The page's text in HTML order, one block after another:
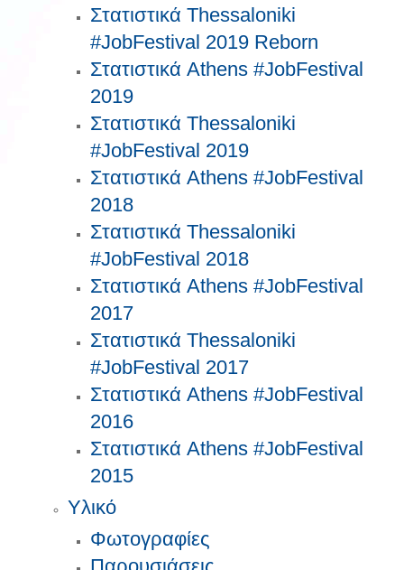
Στατιστικά Thessaloniki
#JobFestival 2019 Reborn
Στατιστικά Athens #JobFestival
2019
Στατιστικά Thessaloniki
#JobFestival 2019
Στατιστικά Athens #JobFestival
2018
Στατιστικά Thessaloniki
#JobFestival 2018
Στατιστικά Athens #JobFestival
2017
Στατιστικά Thessaloniki
#JobFestival 2017
Στατιστικά Athens #JobFestival
2016
Στατιστικά Athens #JobFestival
2015
Υλικό
Φωτογραφίες